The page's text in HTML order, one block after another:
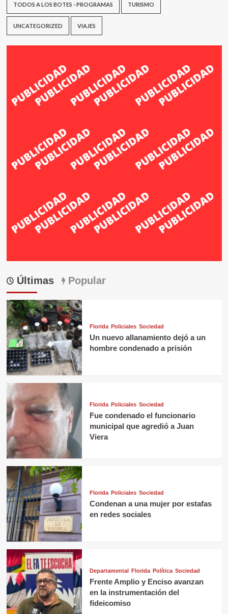
TODOS A LOS BOTES - PROGRAMAS TURISMO
UNCATEGORIZED VIAJES
Últimas Popular
Florida Policiales Sociedad
Un nuevo allanamiento dejó a un
hombre condenado a prisión
Florida Policiales Sociedad
Fue condenado el funcionario
municipal que agredió a Juan
Viera
Florida Policiales Sociedad
Condenan a una mujer por estafas
en redes sociales
Departamental Florida Política Sociedad
Frente Amplio y Enciso avanzan
en la instrumentación del
fideicomiso